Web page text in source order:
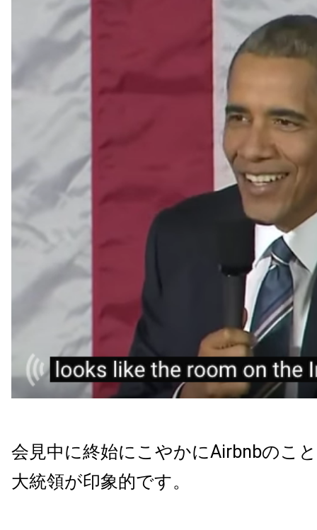
会見中に終始にこやかにAirbnbのこ
大統領が印象的です。